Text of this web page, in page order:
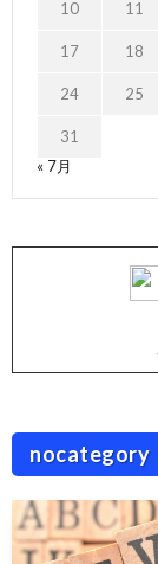
10 11
17 18
24 25
31
« 7月
nocategory